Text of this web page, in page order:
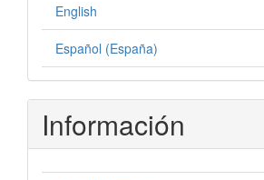
English
Español (España)
Información